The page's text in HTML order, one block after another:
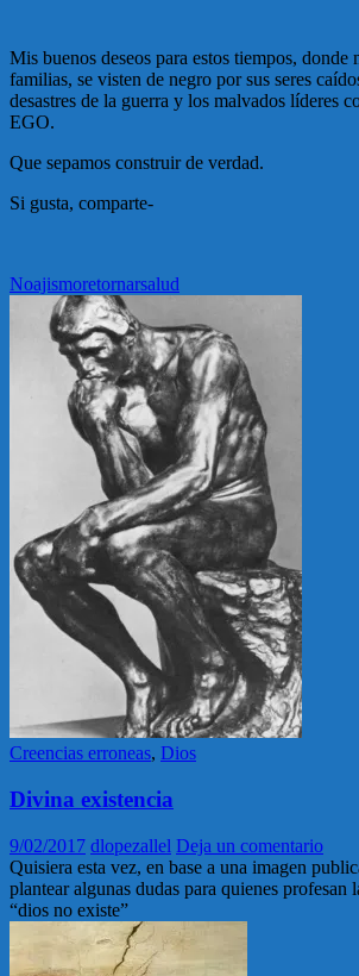
Mis buenos deseos para estos tiempos, donde
familias, se visten de negro por sus seres
desastres de la guerra y los malvados líderes
EGO.
Que sepamos construir de verdad.
Si gusta, comparte-
Noajismoretornarsalud
Creencias erroneas, Dios
Divina existencia
9/02/2017 dlopezallel Deja un comentario
Quisiera esta vez, en base a una imagen
plantear algunas dudas para quienes profesan
“dios no existe”